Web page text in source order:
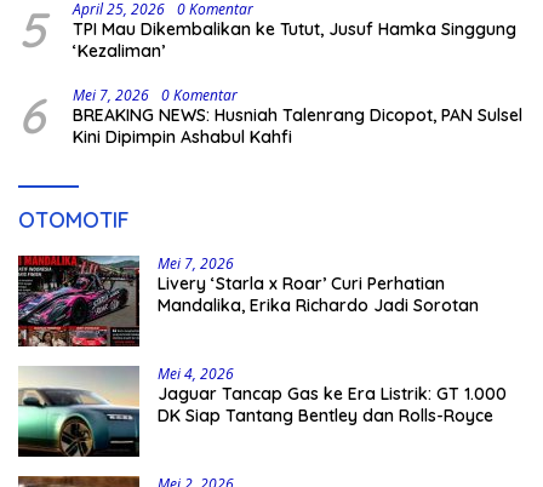
5 April 25, 2026 0 Komentar
TPI Mau Dikembalikan ke Tutut, Jusuf Hamka Singgung
‘Kezaliman’
6 Mei 7, 2026 0 Komentar
BREAKING NEWS: Husniah Talenrang Dicopot, PAN Sulsel
Kini Dipimpin Ashabul Kahfi
OTOMOTIF
Mei 7, 2026
Livery ‘Starla x Roar’ Curi Perhatian
Mandalika, Erika Richardo Jadi Sorotan
Mei 4, 2026
Jaguar Tancap Gas ke Era Listrik: GT 1.000
DK Siap Tantang Bentley dan Rolls-Royce